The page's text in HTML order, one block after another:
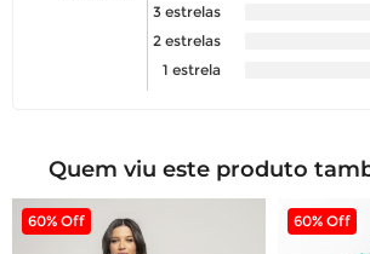
3 estrelas
2 estrelas
1 estrela
Quem viu este produto
60% Off 60% Off